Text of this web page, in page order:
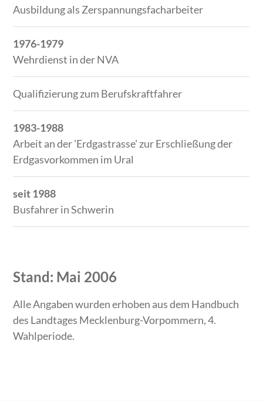
Ausbildung als Zerspannungsfacharbeiter
1976-1979
Wehrdienst in der NVA
Qualifizierung zum Berufskraftfahrer
1983-1988
Arbeit an der 'Erdgastrasse' zur Erschließung der
Erdgasvorkommen im Ural
seit 1988
Busfahrer in Schwerin
Stand: Mai 2006
Alle Angaben wurden erhoben aus dem Handbuch
des Landtages Mecklenburg-Vorpommern, 4.
Wahlperiode.